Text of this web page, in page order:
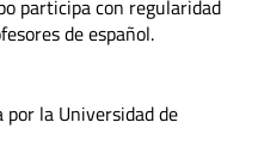
participa con regularidad
de español.
por la Universidad de